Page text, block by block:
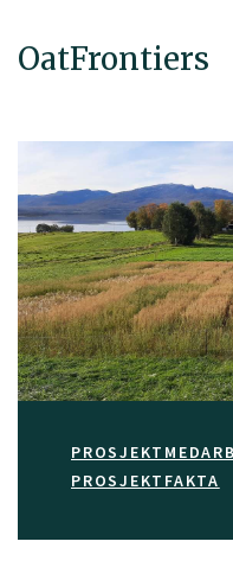
OatFrontiers
PROSJEKTFAKTA